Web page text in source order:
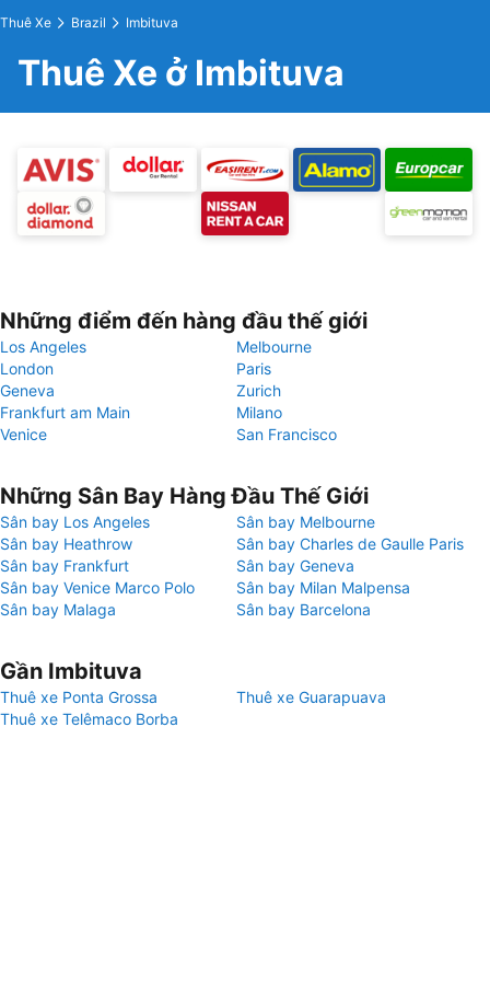
Thuê Xe Brazil Imbituva
Thuê Xe ở Imbituva
Những điểm đến hàng đầu thế giới
Los Angeles
Melbourne
London
Paris
Geneva
Zurich
Frankfurt am Main
Milano
Venice
San Francisco
Những Sân Bay Hàng Đầu Thế Giới
Sân bay Los Angeles
Sân bay Melbourne
Sân bay Heathrow
Sân bay Charles de Gaulle Paris
Sân bay Frankfurt
Sân bay Geneva
Sân bay Venice Marco Polo
Sân bay Milan Malpensa
Sân bay Malaga
Sân bay Barcelona
Gần Imbituva
Thuê xe Ponta Grossa
Thuê xe Guarapuava
Thuê xe Telêmaco Borba